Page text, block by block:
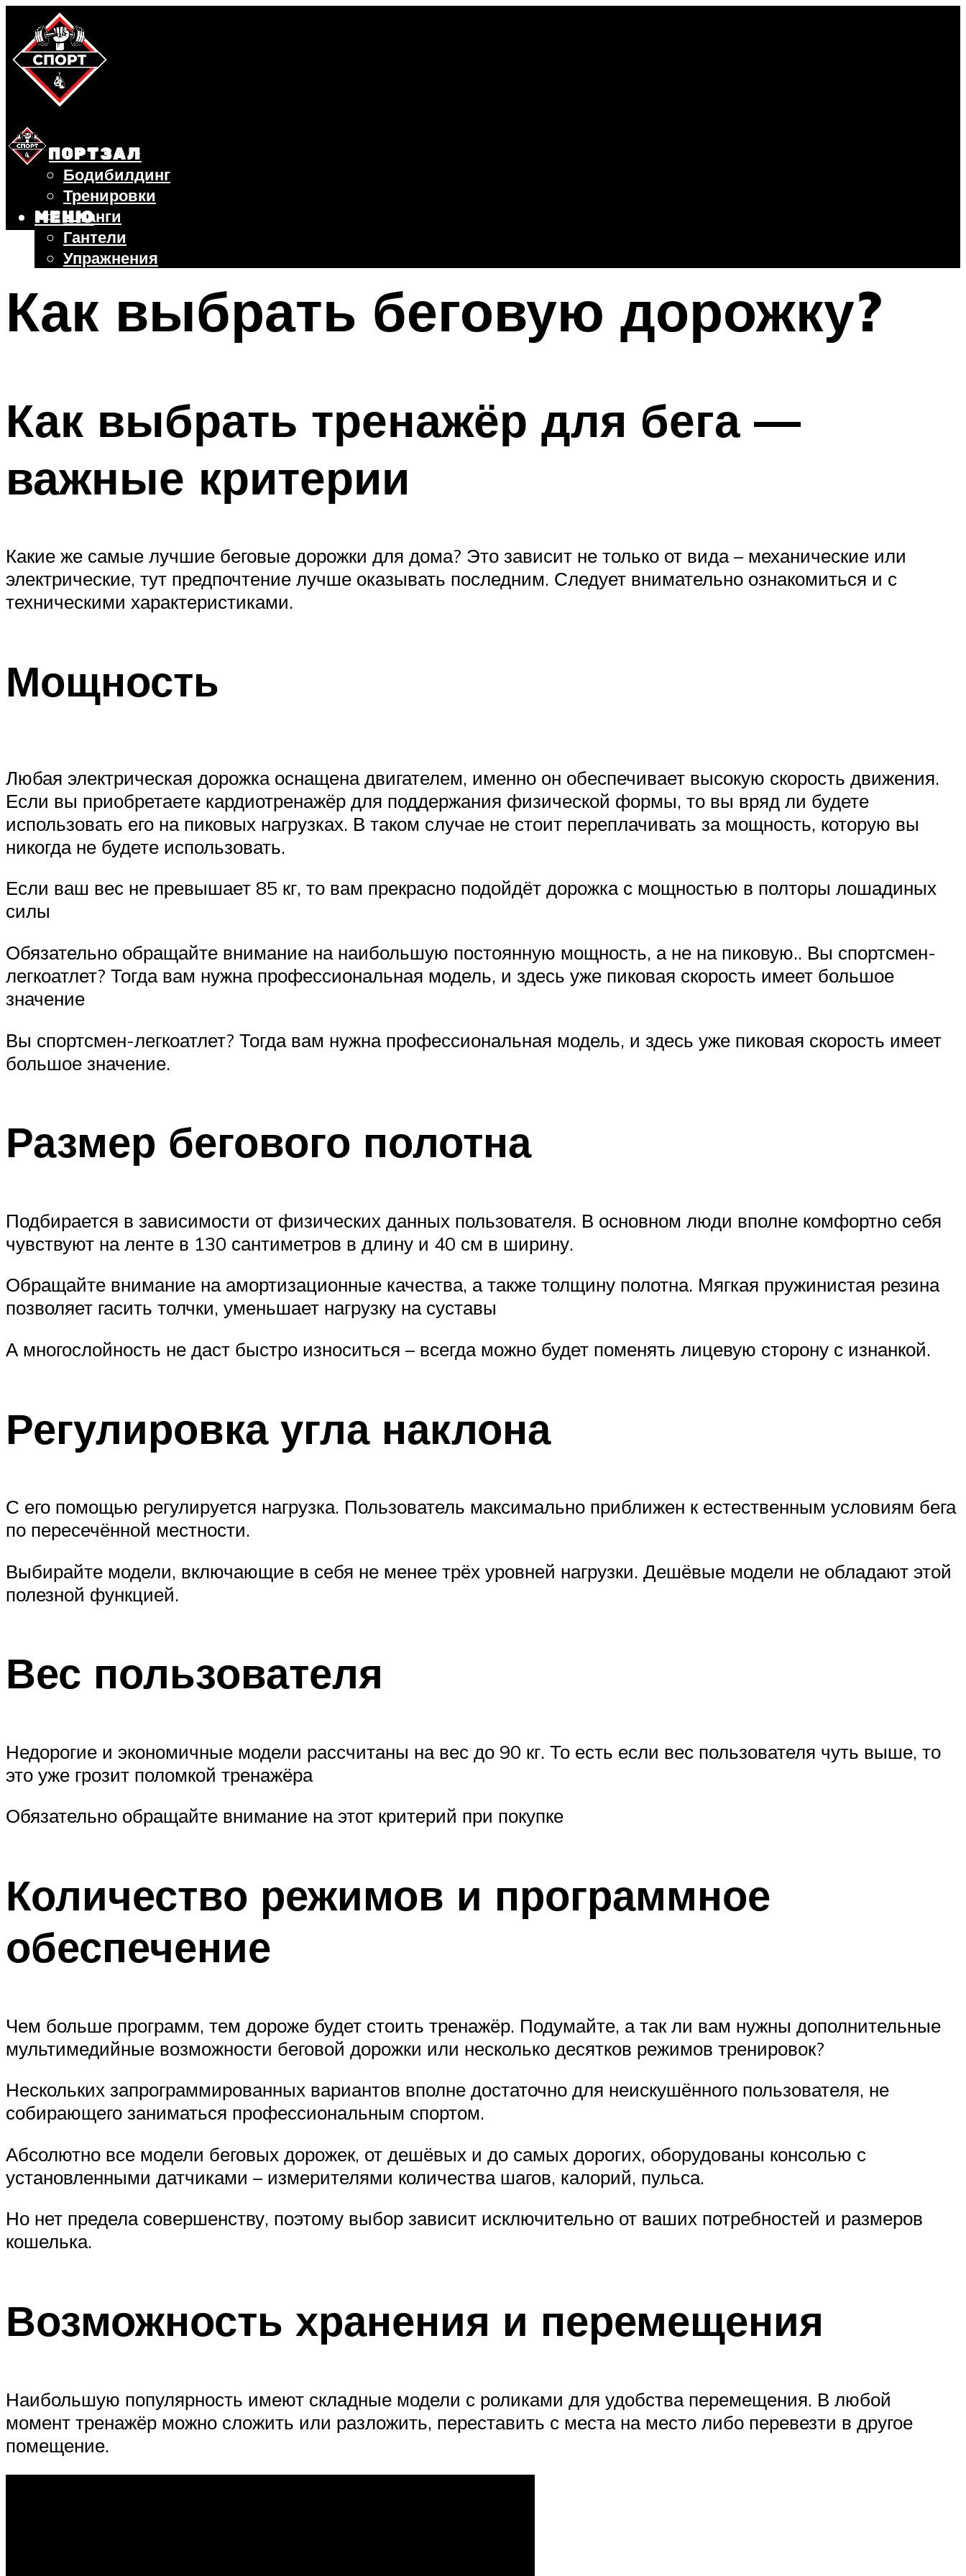
СПОРТЗАЛ
Бодибилдинг
Тренировки
Штанги
Гантели
Упражнения
БЕГ
ВЕЛОСИПЕД
МЕНЮ
Как выбрать беговую дорожку?
Как выбрать тренажёр для бега —
важные критерии
Какие же самые лучшие беговые дорожки для дома? Это зависит не только от вида – механические или
электрические, тут предпочтение лучше оказывать последним. Следует внимательно ознакомиться и с
техническими характеристиками.
Мощность
Любая электрическая дорожка оснащена двигателем, именно он обеспечивает высокую скорость движения.
Если вы приобретаете кардиотренажёр для поддержания физической формы, то вы вряд ли будете
использовать его на пиковых нагрузках. В таком случае не стоит переплачивать за мощность, которую вы
никогда не будете использовать.
Если ваш вес не превышает 85 кг, то вам прекрасно подойдёт дорожка с мощностью в полторы лошадиных
силы
Обязательно обращайте внимание на наибольшую постоянную мощность, а не на пиковую.. Вы спортсмен-
легкоатлет? Тогда вам нужна профессиональная модель, и здесь уже пиковая скорость имеет большое
значение
Вы спортсмен-легкоатлет? Тогда вам нужна профессиональная модель, и здесь уже пиковая скорость имеет
большое значение.
Размер бегового полотна
Подбирается в зависимости от физических данных пользователя. В основном люди вполне комфортно себя
чувствуют на ленте в 130 сантиметров в длину и 40 см в ширину.
Обращайте внимание на амортизационные качества, а также толщину полотна. Мягкая пружинистая резина
позволяет гасить толчки, уменьшает нагрузку на суставы
А многослойность не даст быстро износиться – всегда можно будет поменять лицевую сторону с изнанкой.
Регулировка угла наклона
С его помощью регулируется нагрузка. Пользователь максимально приближен к естественным условиям бега
по пересечённой местности.
Выбирайте модели, включающие в себя не менее трёх уровней нагрузки. Дешёвые модели не обладают этой
полезной функцией.
Вес пользователя
Недорогие и экономичные модели рассчитаны на вес до 90 кг. То есть если вес пользователя чуть выше, то
это уже грозит поломкой тренажёра
Обязательно обращайте внимание на этот критерий при покупке
Количество режимов и программное
обеспечение
Чем больше программ, тем дороже будет стоить тренажёр. Подумайте, а так ли вам нужны дополнительные
мультимедийные возможности беговой дорожки или несколько десятков режимов тренировок?
Нескольких запрограммированных вариантов вполне достаточно для неискушённого пользователя, не
собирающего заниматься профессиональным спортом.
Абсолютно все модели беговых дорожек, от дешёвых и до самых дорогих, оборудованы консолью с
установленными датчиками – измерителями количества шагов, калорий, пульса.
Но нет предела совершенству, поэтому выбор зависит исключительно от ваших потребностей и размеров
кошелька.
Возможность хранения и перемещения
Наибольшую популярность имеют складные модели с роликами для удобства перемещения. В любой
момент тренажёр можно сложить или разложить, переставить с места на место либо перевезти в другое
помещение.